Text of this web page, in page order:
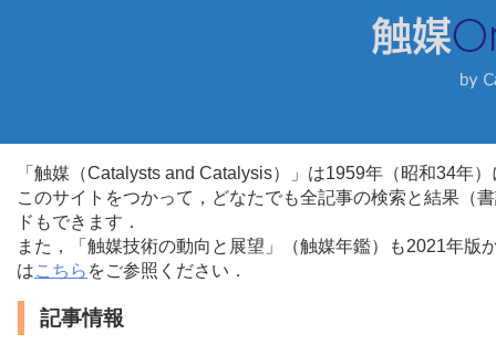
「触媒（Catalysts and Catalysis）」は1959年（昭和34年
このサイトをつかって，どなたでも全記事の検索と結果（
ドもできます．
また，「触媒技術の動向と展望」（触媒年鑑）も2021年
はこちら をご参照ください．
記事情報